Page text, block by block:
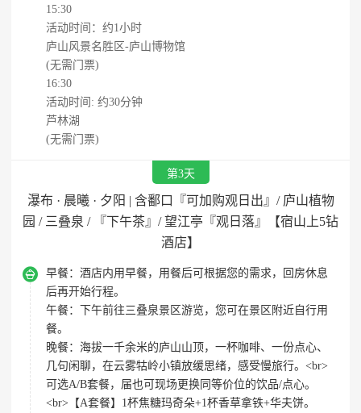
15:30
活动时间：约1小时
庐山风景名胜区-庐山博物馆
(无需门票)
16:30
活动时间: 约30分钟
芦林湖
(无需门票)
第3天
瀑布 · 晨曦 · 夕阳 | 含鄱口『可加购观日出』/ 庐山植物
园 / 三叠泉 / 『下午茶』/ 望江亭『观日落』【宿山上5钻
酒店】
 早餐： 酒店内用早餐，用餐后可根据您的需求，回房休息
后再开始行程。
午餐：
下午前往三叠泉景区游览，您可在景区附近自行用
餐。
晚餐： 海拔一千余米的庐山山顶，一杯咖啡、一份点心、
几句闲聊，在云雾牯岭小镇放缓思绪，感受慢旅行。<br>
可选A/B套餐，届也可现场更换同等价位的饮品/点心。
<br>【A套餐】1杯焦糖玛奇朵+1杯香草拿铁+华夫饼。